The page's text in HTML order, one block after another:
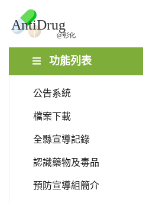
功能列表
公告系統
檔案下載
全縣宣導記錄
認識藥物及毒品
預防宣導組簡介